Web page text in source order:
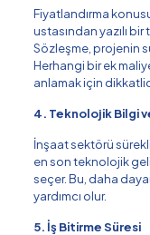
Fiyatlandırma
ustasından yazılı
Sözleşme, projenin
Herhangi bir ek
anlamak için
4. Teknolojik Bilgi
İnşaat sektörü
en son teknolojik
seçer. Bu, daha
yardımcı olur.
5. İş Bitirme Süresi